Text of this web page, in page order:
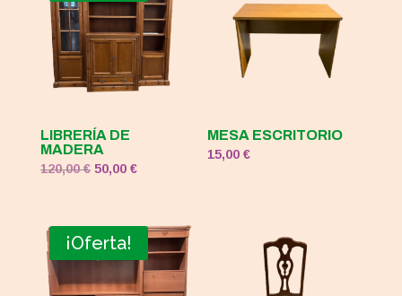
LIBRERÍA DE
MADERA
120,00€ El
era:
120,00 €.
50,00 €El
es:
50,00 €.
MESA ESCRITORIO
15,00€
¡Oferta!